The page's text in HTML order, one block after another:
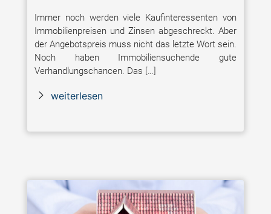
Immer noch werden viele Kaufinteressenten von
Immobilienpreisen und Zinsen abgeschreckt. Aber
der Angebotspreis muss nicht das letzte Wort sein.
Noch haben Immobiliensuchende gute
Verhandlungschancen. Das […]
weiterlesen